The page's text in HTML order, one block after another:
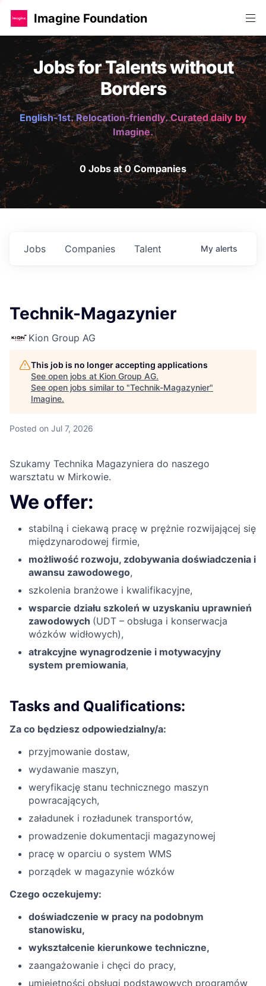
Imagine Foundation
Jobs for Talents without
Borders
English-1st. Relocation-friendly. Curated daily by
Imagine.
0 Jobs at 0 Companies
Jobs Companies Talent My alerts
Technik-Magazynier
Kion Group AG
This job is no longer accepting applications
See open jobs at Kion Group AG.
See open jobs similar to "Technik-Magazynier"
Imagine.
Posted on Jul 7, 2026
Szukamy Technika Magazyniera do naszego
warsztatu w Mirkowie.
We offer:
stabilną i ciekawą pracę w prężnie rozwijającej się
międzynarodowej firmie,
możliwość rozwoju, zdobywania doświadczenia i
awansu zawodowego,
szkolenia branżowe i kwalifikacyjne,
wsparcie działu szkoleń w uzyskaniu uprawnień
zawodowych (UDT – obsługa i konserwacja
wózków widłowych),
atrakcyjne wynagrodzenie i motywacyjny
system premiowania,
Tasks and Qualifications:
Za co będziesz odpowiedzialny/a:
przyjmowanie dostaw,
wydawanie maszyn,
weryfikację stanu technicznego maszyn
powracających,
załadunek i rozładunek transportów,
prowadzenie dokumentacji magazynowej
pracę w oparciu o system WMS
porządek w magazynie wózków
Czego oczekujemy:
doświadczenie w pracy na podobnym
stanowisku,
wykształcenie kierunkowe techniczne,
zaangażowanie i chęci do pracy,
umiejętności obsługi podstawowych programów